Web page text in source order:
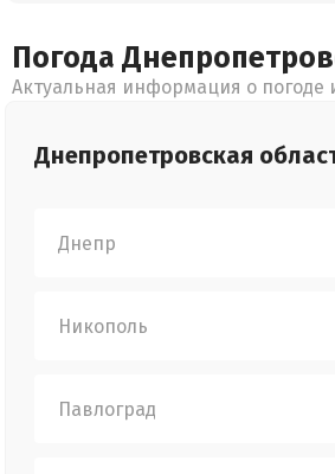
Погода
Актуальная информация о погоде
Днепропетровская
Днепр
Никополь
Павлоград